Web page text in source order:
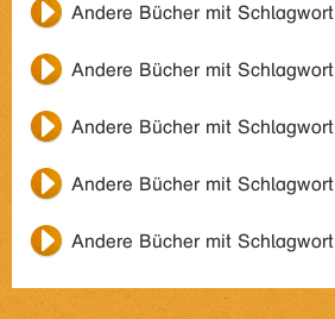
Andere Bücher mit Schlagwort
Andere Bücher mit Schlagwort
Andere Bücher mit Schlagwort
Andere Bücher mit Schlagwort
Andere Bücher mit Schlagwort